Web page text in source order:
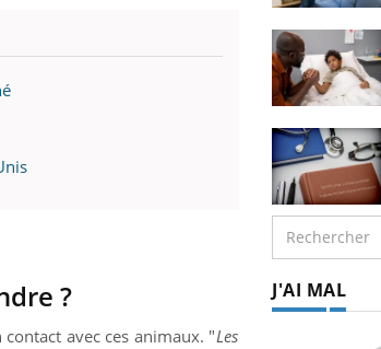
?
avec ces animaux. "Les
J'AI MAL